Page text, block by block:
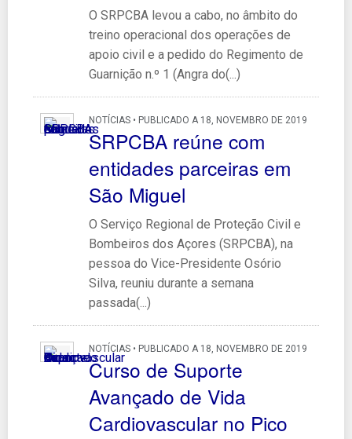
O SRPCBA levou a cabo, no âmbito do
treino operacional dos operações de
apoio civil e a pedido do Regimento de
Guarnição n.º 1 (Angra do(...)
NOTÍCIAS • PUBLICADO A 18, NOVEMBRO DE 2019
SRPCBA reúne com
entidades parceiras em
São Miguel
O Serviço Regional de Proteção Civil e
Bombeiros dos Açores (SRPCBA), na
pessoa do Vice-Presidente Osório
Silva, reuniu durante a semana
passada(...)
NOTÍCIAS • PUBLICADO A 18, NOVEMBRO DE 2019
Curso de Suporte
Avançado de Vida
Cardiovascular no Pico